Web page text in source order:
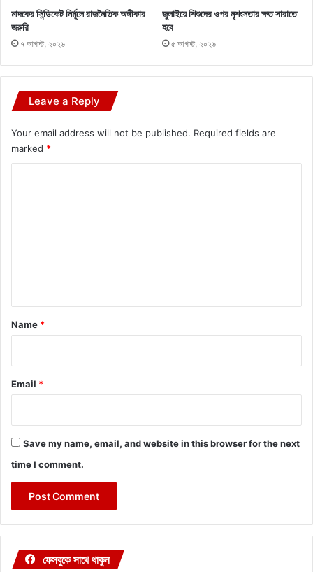
মাদকের সিন্ডিকেট নির্মূলে রাজনৈতিক অঙ্গীকার
জরুরি
৭ আগস্ট, ২০২৬
জুলাইয়ে শিশুদের ওপর নৃশংসতার ক্ষত সারাতে
হবে
৫ আগস্ট, ২০২৬
Leave a Reply
Your email address will not be published. Required fields are
marked *
*
Name *
Email *
Save my name, email, and website in this browser for the next
time I comment.
ফেসবুকে সাথে থাকুন